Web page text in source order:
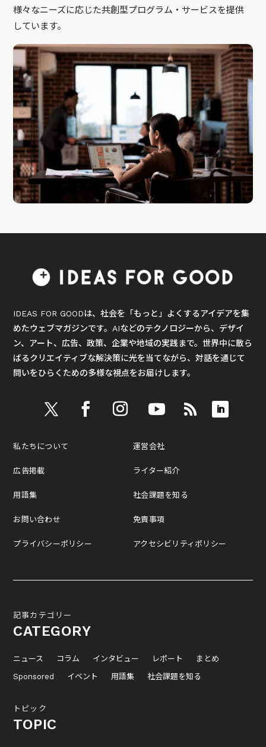
様々なニーズに応じた共創型プログラム・サービスを提供
しています。
IDEAS FOR GOODは、社会を「もっと」よくするアイデアを集
めたウェブマガジンです。AIなどのテクノロジーから、デザイ
ン、アート、広告、政策、企業や地域の実践まで。世界中に散ら
ばるクリエイティブな解決策に光を当てながら、対話を通じて
問いをひらくための多様な視点をお届けします。
私たちについて
広告掲載
用語集
お問い合わせ
プライバシーポリシー
運営会社
ライター紹介
社会課題を知る
免責事項
アクセシビリティポリシー
記事カテゴリー
CATEGORY
ニュース コラム インタビュー レポート
まとめ
Sponsored
イベント 用語集 社会課題を知る
トピック
TOPIC